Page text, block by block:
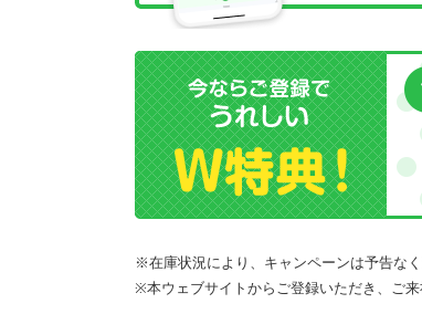
※在庫状況により、キャンペーンは予告な
※本ウェブサイトからご登録いただき、ご